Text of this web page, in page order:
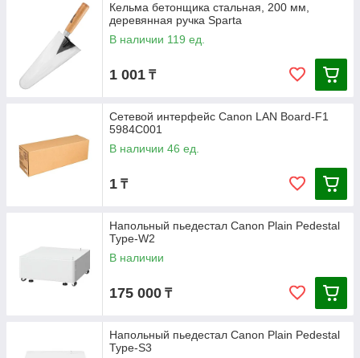
Кельма бетонщика стальная, 200 мм,
деревянная ручка Sparta
В наличии 119 ед.
1 001 ₸
Сетевой интерфейс Canon LAN Board-F1
5984C001
В наличии 46 ед.
1 ₸
Напольный пьедестал Canon Plain Pedestal
Type-W2
В наличии
175 000 ₸
Напольный пьедестал Canon Plain Pedestal
Type-S3